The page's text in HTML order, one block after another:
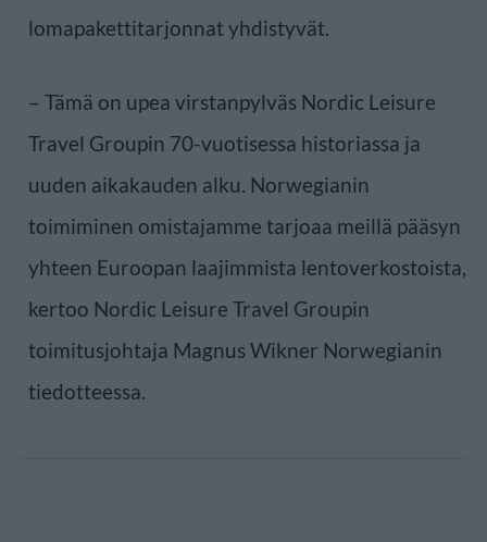
lomapakettitarjonnat yhdistyvät.
– Tämä on upea virstanpylväs Nordic Leisure
Travel Groupin 70-vuotisessa historiassa ja
uuden aikakauden alku. Norwegianin
toimiminen omistajamme tarjoaa meillä pääsyn
yhteen Euroopan laajimmista lentoverkostoista,
kertoo Nordic Leisure Travel Groupin
toimitusjohtaja Magnus Wikner Norwegianin
tiedotteessa.